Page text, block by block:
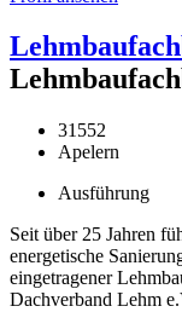
31552
Apelern
Ausführung
Seit über 25 Jahren
energetische
eingetragener
Dachverband Lehm